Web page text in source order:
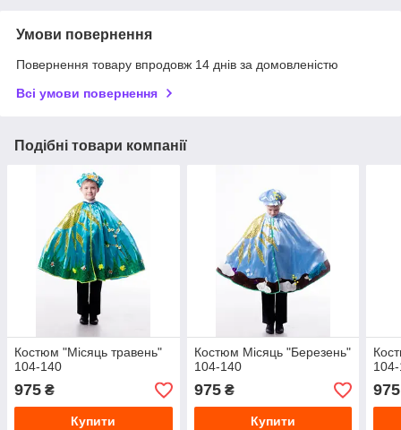
Умови повернення
Повернення товару впродовж 14 днів за домовленістю
Всі умови повернення
Подібні товари компанії
Костюм "Місяць травень"
104-140
975 ₴
Купити
Костюм Місяць "Березень"
104-140
975₴
Купити
975